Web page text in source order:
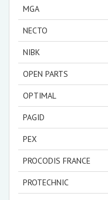
MGA
NECTO
NIBK
OPEN PARTS
OPTIMAL
PAGID
PEX
PROCODIS FRANCE
PROTECHNIC